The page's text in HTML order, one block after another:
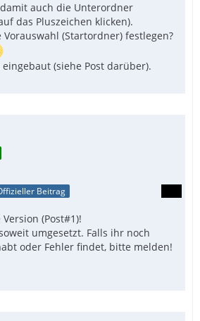
auch die Unterordner
das Pluszeichen klicken).
(Startordner) festlegen?
(siehe Post darüber).
Beitrag
(Post#1)!
umgesetzt. Falls ihr noch
oder Fehler findet, bitte melden!